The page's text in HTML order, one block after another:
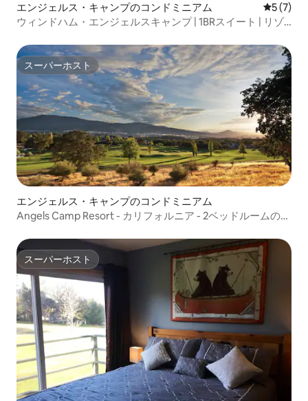
エンジェルス・キャンプのコンドミニアム レビュー
5 (7)
ウィンドハム・エンジェルスキャンプ | 1BRスイート | リゾ
スーパーホスト
スーパーホスト
エンジェルス・キャンプのコンドミニアム
Angels Camp Resort - カリフォルニア - 2ベッドルームのス
スーパーホスト
スーパーホスト